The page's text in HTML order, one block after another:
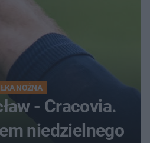
NOŻNA
- Cracovia.
niedzielnego